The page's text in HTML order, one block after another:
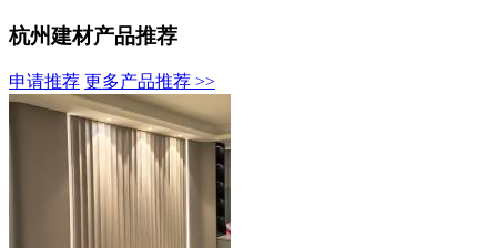
杭州建材产品推荐
申请推荐 更多产品推荐 >>